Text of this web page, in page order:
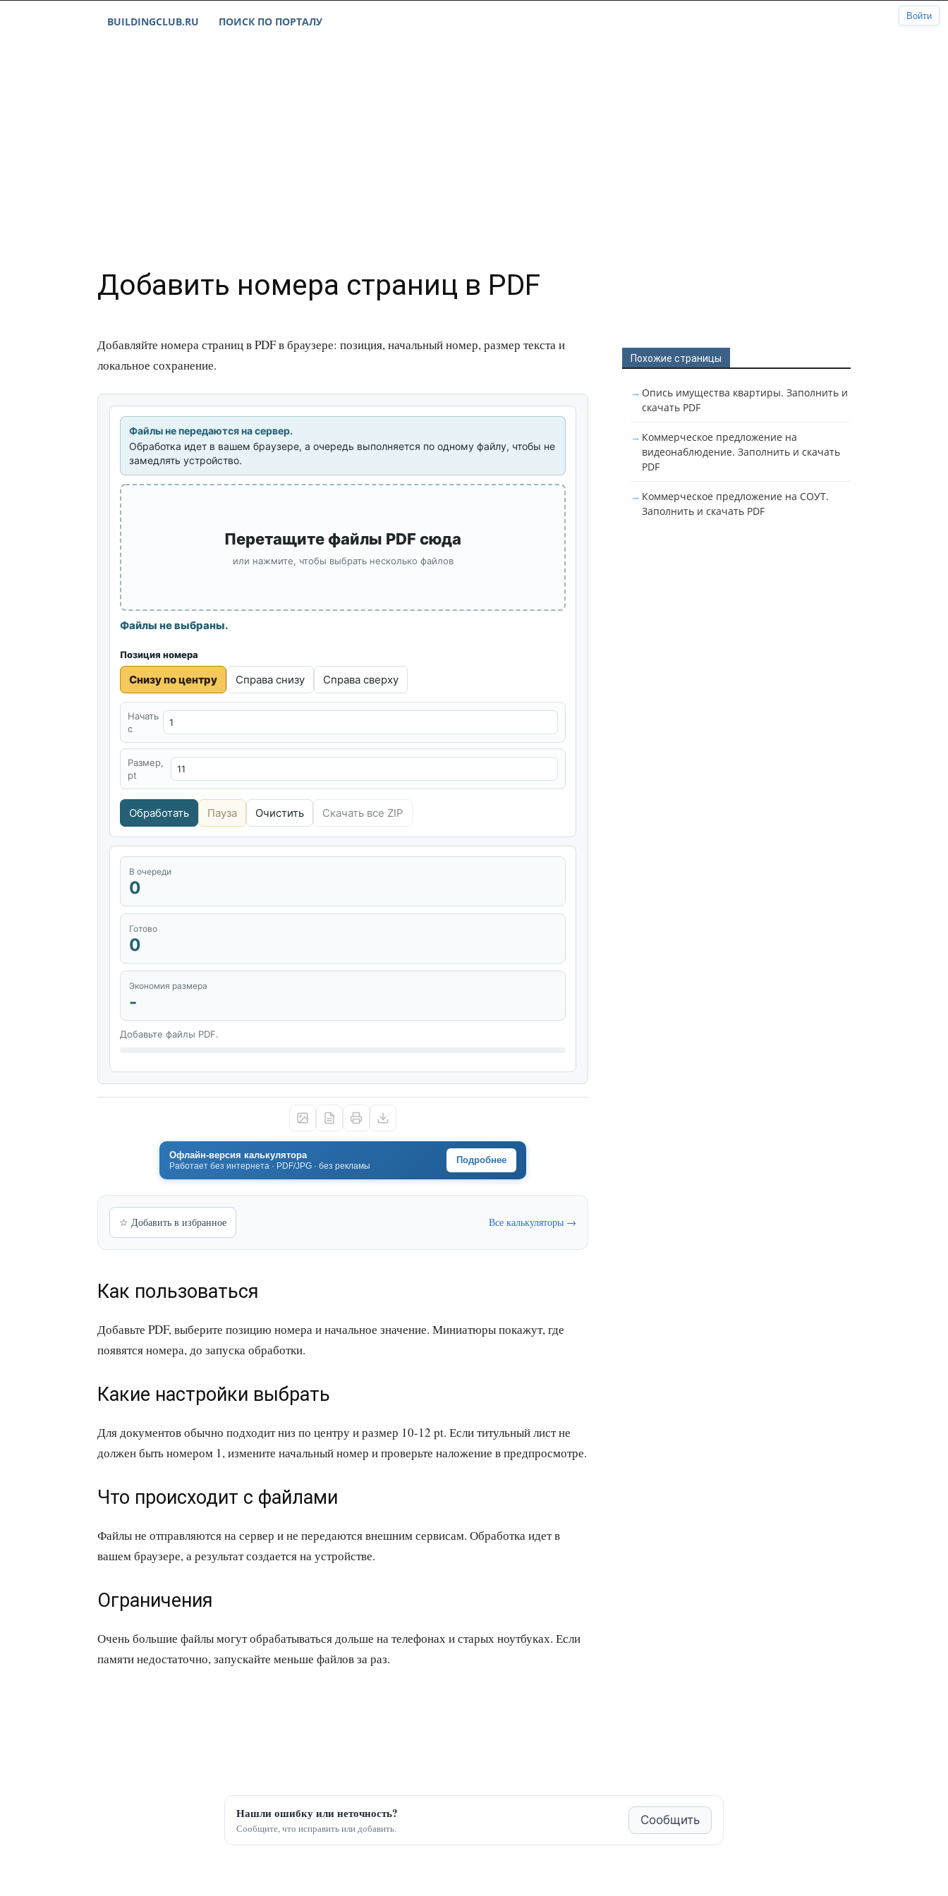
BUILDINGCLUB.RU ПОИСК ПО ПОРТАЛУ
Добавить номера страниц в PDF
Добавляйте номера страниц в PDF в браузере: позиция, начальный номер, размер текста и
локальное сохранение.
Файлы не передаются на сервер.
Обработка идет в вашем браузере, а очередь выполняется по одному файлу, чтобы не
замедлять устройство.
Перетащите файлы PDF сюда
или нажмите, чтобы выбрать несколько файлов
Файлы не выбраны.
Позиция номера
Снизу по центру Справа снизу Справа сверху
Начать
с
Размер,
pt
Обработать Пауза Очистить Скачать все ZIP
В очереди
0
Готово
0
Экономия размера
-
Добавьте файлы PDF.
Офлайн-версия калькулятора
Работает без интернета · PDF/JPG · без рекламы
Подробнее
☆ Добавить в избранное Все калькуляторы →
Как пользоваться
Добавьте PDF, выберите позицию номера и начальное значение. Миниатюры покажут, где
появятся номера, до запуска обработки.
Какие настройки выбрать
Для документов обычно подходит низ по центру и размер 10-12 pt. Если титульный лист не
должен быть номером 1, измените начальный номер и проверьте наложение в предпросмотре.
Что происходит с файлами
Файлы не отправляются на сервер и не передаются внешним сервисам. Обработка идет в
вашем браузере, а результат создается на устройстве.
Ограничения
Очень большие файлы могут обрабатываться дольше на телефонах и старых ноутбуках. Если
памяти недостаточно, запускайте меньше файлов за раз.
Похожие страницы
Опись имущества квартиры. Заполнить и
скачать PDF
Коммерческое предложение на
видеонаблюдение. Заполнить и скачать
PDF
Коммерческое предложение на СОУТ.
Заполнить и скачать PDF
Нашли ошибку или неточность?
Сообщите, что исправить или добавить.
Сообщить
Войти